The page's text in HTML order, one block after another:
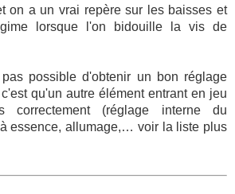
on a un vrai repère sur les baisses et
lorsque l'on bidouille la vis de
possible d'obtenir un bon réglage
qu'un autre élément entrant en jeu
correctement (réglage interne du
essence, allumage,… voir la liste plus